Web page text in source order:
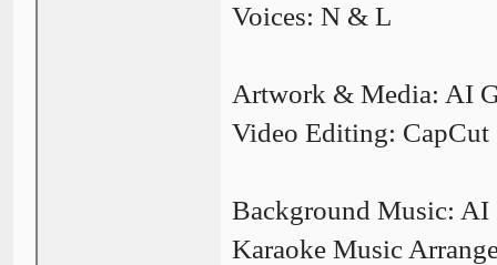
Voices: N & L
Artwork & Media: AI
Video Editing: CapCut
Background Music: AI
Karaoke Music